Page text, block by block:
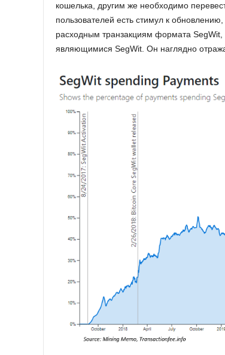
кошелька, другим же необходимо
пользователей есть стимул к
расходным транзакциям формата SegWit,
являющимися SegWit. Он наглядно